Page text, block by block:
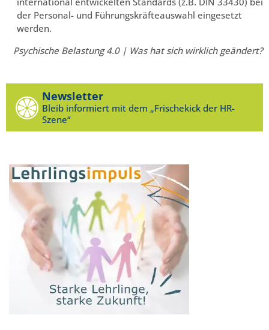
der Personal- und Führungskräfteauswahl eingesetzt
werden.
Psychische Belastung 4.0 | Was hat sich wirklich geändert?
Newsletter
Bleib informiert mit dem „Frischekick der HR-
Szene“